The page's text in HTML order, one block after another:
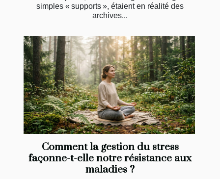
simples « supports », étaient en réalité des
archives...
Comment la gestion du stress
façonne-t-elle notre résistance aux
maladies ?